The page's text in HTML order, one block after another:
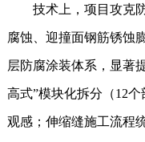
技术上，项目攻克防
腐蚀、迎撞面钢筋锈蚀
层防腐涂装体系，显著
高式”模块化拆分（12
观感；伸缩缝施工流程